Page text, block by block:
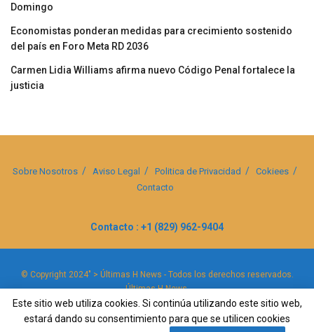
Domingo
Economistas ponderan medidas para crecimiento sostenido
del país en Foro Meta RD 2036
Carmen Lidia Williams afirma nuevo Código Penal fortalece la
justicia
Sobre Nosotros Aviso Legal Politica de Privacidad
Cokiees
Contacto
Contacto : +1 (829) 962-9404
© Copyright 2024" > Últimas H News - Todos los derechos reservados.
Últimas H News.
Este sitio web utiliza cookies. Si continúa utilizando este sitio web,
estará dando su consentimiento para que se utilicen cookies